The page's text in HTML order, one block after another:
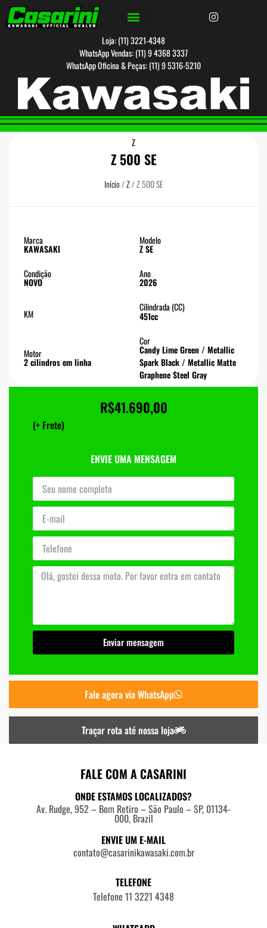
Loja: (11) 3221-4348
WhatsApp Vendas: (11) 9 4368 3337
WhatsApp Oficina & Peças: (11) 9 5316-5210
Z
Z 500 SE
Início/Z/ Z 500 SE
Marca
KAWASAKI
Modelo
Z SE
Condição
NOVO
Ano
2026
KM
Cilindrada (CC)
451cc
Motor
2 cilindros em linha
Cor
Candy Lime Green / Metallic
Spark Black / Metallic Matte
Graphene Steel Gray
R$41.690,00
(+ Frete)
ENVIE UMA MENSAGEM
Enviar mensagem
Fale agora via WhatsApp
Traçar rota até nossa loja
FALE COM A CASARINI
ONDE ESTAMOS LOCALIZADOS?
Av. Rudge, 952 – Bom Retiro – São Paulo – SP, 01134-
000, Brazil
ENVIE UM E-MAIL
contato@casarinikawasaki.com.br
TELEFONE
Telefone 11 3221 4348